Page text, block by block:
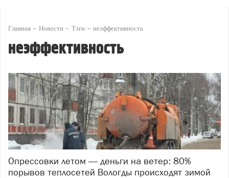
Главная Новости Тэги неэффективность
неэффективность
Опрессовки летом — деньги на ветер: 80%
порывов теплосетей Вологды происходят зимой